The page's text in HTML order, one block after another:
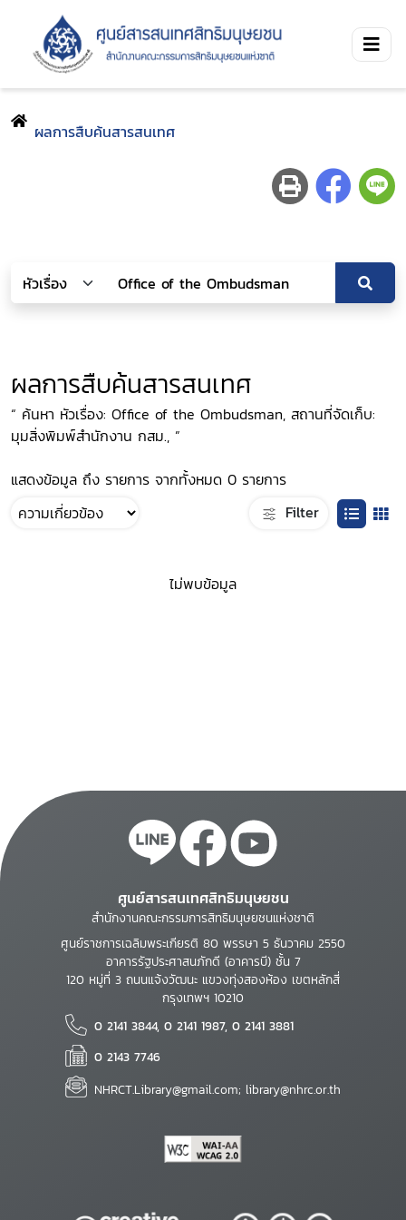
ผลการสืบค้นสารสนเทศ
ผลการสืบค้นสารสนเทศ
“ ค้นหา หัวเรื่อง: Office of the Ombudsman, สถานที่จัดเก็บ:
มุมสิ่งพิมพ์สำนักงาน กสม., ”
แสดงข้อมูล ถึง รายการ จากทั้งหมด 0 รายการ
Filter
ไม่พบข้อมูล
ศูนย์สารสนเทศสิทธิมนุษยชน
สำนักงานคณะกรรมการสิทธิมนุษยชนแห่งชาติ
ศูนย์ราชการเฉลิมพระเกียรติ 80 พรรษา 5 ธันวาคม 2550
อาคารรัฐประศาสนภักดี (อาคารบี) ชั้น 7
120 หมู่ที่ 3 ถนนแจ้งวัฒนะ แขวงทุ่งสองห้อง เขตหลักสี่
กรุงเทพฯ 10210
0 2141 3844, 0 2141 1987, 0 2141 3881
0 2143 7746
NHRCT.Library@gmail.com; library@nhrc.or.th